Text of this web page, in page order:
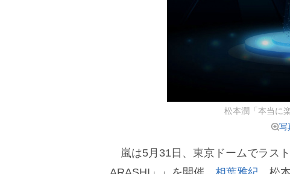
松本潤「本当に
写
嵐は5月31日、東京ドームでラス